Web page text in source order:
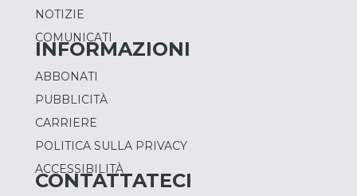
NOTIZIE
COMUNICATI
INFORMAZIONI
ABBONATI
PUBBLICITÀ
CARRIERE
POLITICA SULLA PRIVACY
ACCESSIBILITÀ
CONTATTATECI